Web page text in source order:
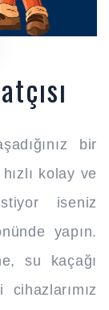
bir
kolay ve
iseniz
yapın.
su kaçağı